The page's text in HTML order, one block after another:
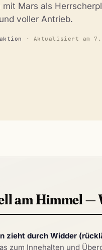
mit Mars als
voller Antrieb.
· Aktualisiert am7.
am Himmel —
zieht durch Widder
zum Innehalten und